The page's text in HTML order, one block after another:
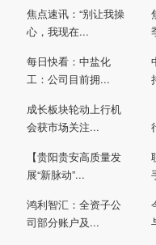
焦点速讯：“别让我操
心，我现在...
每日快看：中盐化
工：公司目前拥...
成长板块轮动上行机
会获市场关注...
【贵阳贵安高质量发
展“新脉动”...
鸿利智汇：全资子公
司部分账户及...